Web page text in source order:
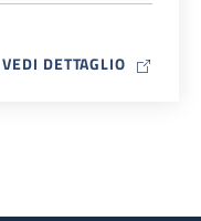
VEDI DETTAGLIO MAP ICON